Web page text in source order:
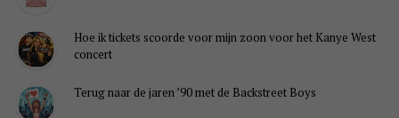
Hoe ik tickets scoorde voor mijn zoon voor het Kanye West
concert
Terug naar de jaren ’90 met de Backstreet Boys
ervoor
dat
je
inhoud
niet